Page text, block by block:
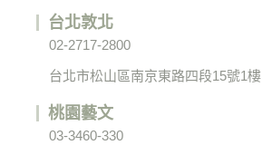
台北敦北
02-2717-2800
台北市松山區南京東路四段15號1樓
桃園藝文
03-3460-330